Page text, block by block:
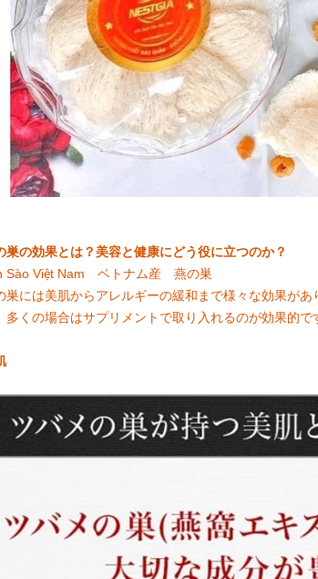
巣の効果とは？美容と健康にどう役に立つのか？
Sào Việt Nam ベトナム産 燕の巣
巣には美肌からアレルギーの緩和まで様々な効果が
多くの場合はサプリメントで取り入れるのが効果的で